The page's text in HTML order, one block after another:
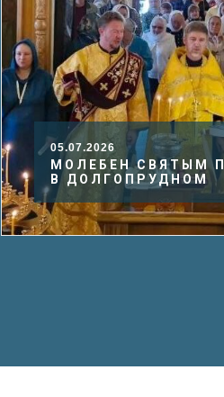
05.07.2026
МОЛЕБЕН СВЯТЫМ
В ДОЛГОПРУДНОМ